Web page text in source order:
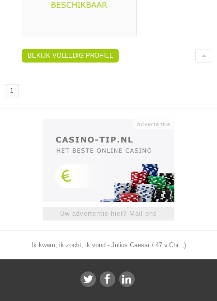
BEKIJK VOLLEDIG PROFIEL
1
Uw advertentie hier? Mail ons
Ik kwam, ik zocht, ik vond - Julius Caesar / 47 v.Chr. ;)